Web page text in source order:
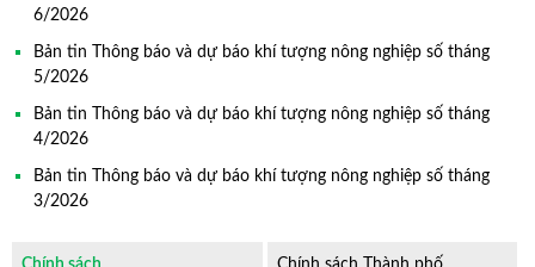
6/2026
Bản tin Thông báo và dự báo khí tượng nông nghiệp số tháng
5/2026
Bản tin Thông báo và dự báo khí tượng nông nghiệp số tháng
4/2026
Bản tin Thông báo và dự báo khí tượng nông nghiệp số tháng
3/2026